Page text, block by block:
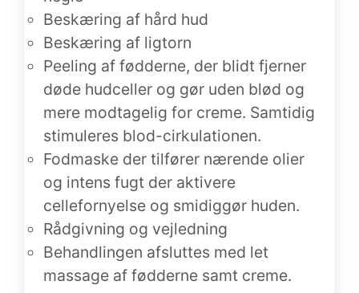
Beskæring af hård hud
Beskæring af ligtorn
Peeling af fødderne, der blidt fjerner
døde hudceller og gør uden blød og
mere modtagelig for creme. Samtidig
stimuleres blod-cirkulationen.
Fodmaske der tilfører nærende olier
og intens fugt der aktivere
cellefornyelse og smidiggør huden.
Rådgivning og vejledning
Behandlingen afsluttes med let
massage af fødderne samt creme.